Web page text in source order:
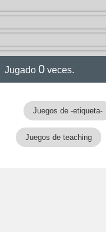
Jugado 0 veces.
Juegos de -etiqueta-
Juegos de teaching